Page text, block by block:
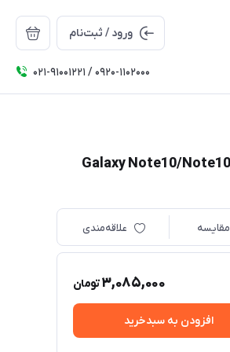
ورود / ثبت‌نام
۰۲۱-91001221 / 0920-1102000
مقایسه علاقه‌مندی
3,085,000تومان
افزودن به سبدخرید